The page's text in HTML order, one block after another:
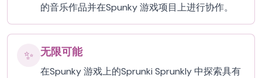
的音乐作品并在Spunky 游戏项目上进行协作。
✨ 无限可能
在Spunky 游戏上的Sprunki Sprunkly 中探索具有